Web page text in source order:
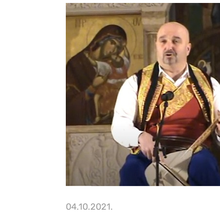
04.10.2021.